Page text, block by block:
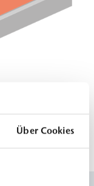
Über Cookies